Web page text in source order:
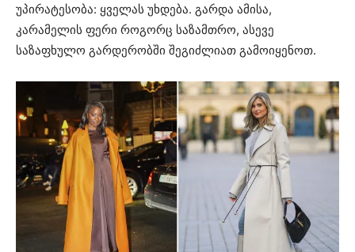
უპირატესობა: ყველას უხდება. გარდა ამისა,
კარამელის ფერი როგორც საზამთრო, ასევე
საზაფხულო გარდერობში შეგიძლიათ გამოიყენოთ.